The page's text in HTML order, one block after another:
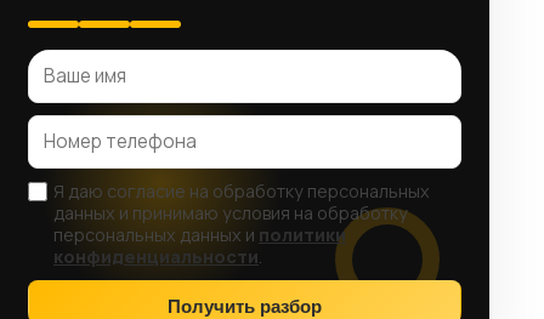
Я даю согласие на обработку персональных
данных и принимаю условия на обработку
персональных данных и политики
конфиденциальности.
Получить разбор